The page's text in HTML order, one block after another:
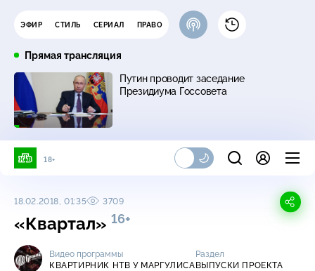
ЭФИР СТИЛЬ СЕРИАЛ ПРАВО
Прямая трансляция
Путин проводит заседание
Президиума Госсовета
18+
18.02.2018, 01:35 3709
«Квартал» 16+
Видео программы
КВАРТИРНИК НТВ У МАРГУЛИСА
Раздел
ВЫПУСКИ ПРОЕКТА